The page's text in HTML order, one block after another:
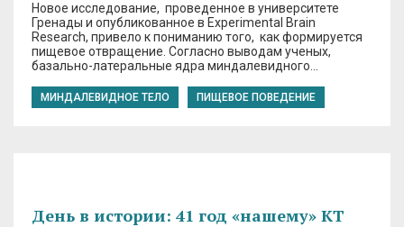
Новое исследование, проведенное в университете
Гренады и опубликованное в Experimental Brain
Research, привело к пониманию того, как формируется
пищевое отвращение. Согласно выводам ученых,
базально-латеральные ядра миндалевидного…
МИНДАЛЕВИДНОЕ ТЕЛО ПИЩЕВОЕ ПОВЕДЕНИЕ
День в истории: 41 год «нашему» КТ